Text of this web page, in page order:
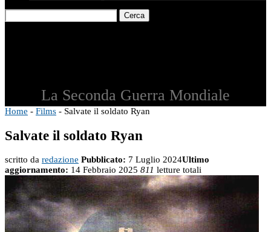
Cerca
La Seconda Guerra Mondiale
Home - Films - Salvate il soldato Ryan
Salvate il soldato Ryan
scritto da redazione Pubblicato: 7 Luglio 2024Ultimo
aggiornamento: 14 Febbraio 2025 811 letture totali